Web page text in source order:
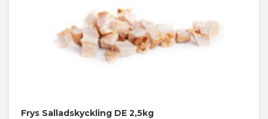
Frys Salladskyckling DE 2,5kg